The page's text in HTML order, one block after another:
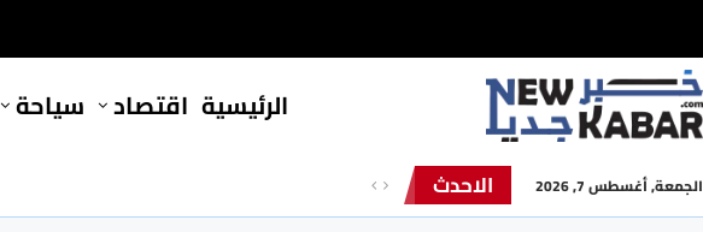
الرئيسية ⁠اقتصاد سياحة
الجمعة, أغسطس 7, 2026 الاحدث